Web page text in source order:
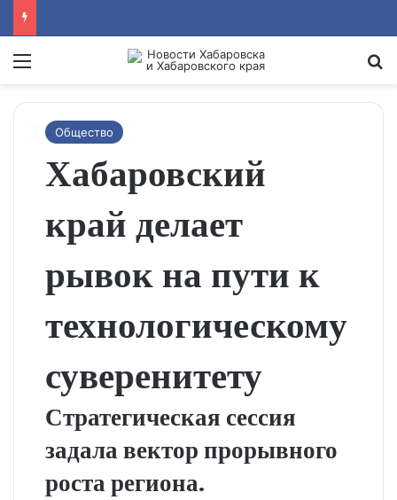
Menu
Общество
Хабаровский
край делает
рывок на пути к
технологическому
суверенитету
Стратегическая сессия
задала вектор прорывного
роста региона.